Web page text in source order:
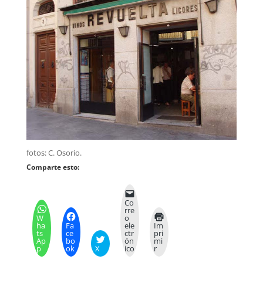
fotos: C. Osorio.
Comparte esto:
W
ha
ts
Ap
p
Fa
ce
bo
ok X
Co
rre
o
ele
ctr
ón
ico
Im
pri
mi
r